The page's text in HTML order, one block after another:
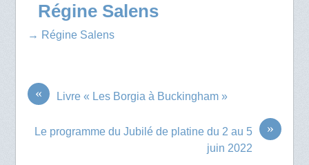
Régine Salens
→ Régine Salens
« Livre « Les Borgia à Buckingham »
»
Le programme du Jubilé de platine du 2 au 5
juin 2022